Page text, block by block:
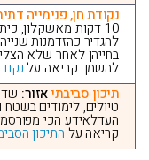
נקודת חן, פנימייה
10 דקות מאשקלון,
להגדיר כהזדמנות
בחייהן לאחר שלא
להשמך קריאה על
תיכון סביבתיאזור:
טיולים, לימודים
העדלאידע הכי
קריאה על התיכון